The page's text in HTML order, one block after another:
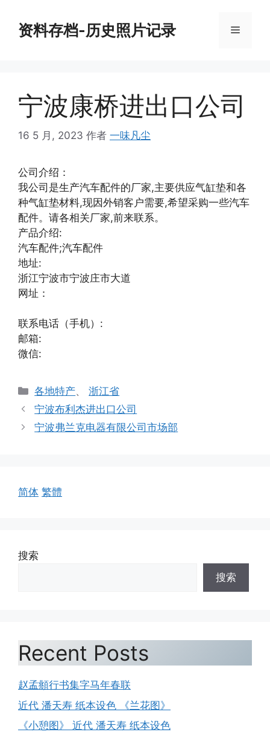
资料存档-历史照片记录 菜
宁波康桥进出口公司
16 5 月, 2023 作者 一味凡尘
公司介绍：
我公司是生产汽车配件的厂家,主要供应气缸垫和各
种气缸垫材料,现因外销客户需要,希望采购一些汽车
配件。请各相关厂家,前来联系。
产品介绍:
汽车配件;汽车配件
地址:
浙江宁波市宁波庄市大道
网址：
联系电话（手机）:
邮箱:
微信:
分
类
各地特产、浙江省
宁波布利杰进出口公司
宁波弗兰克电器有限公司市场部
简体 繁體
搜索
搜索
Recent Posts
赵孟頫行书集字马年春联
近代 潘天寿 纸本设色 《兰花图》
《小憩图》 近代 潘天寿 纸本设色